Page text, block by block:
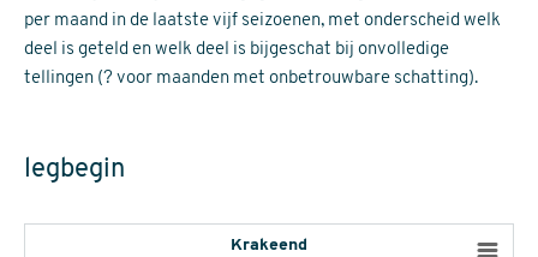
per maand in de laatste vijf seizoenen, met onderscheid welk
deel is geteld en welk deel is bijgeschat bij onvolledige
tellingen (? voor maanden met onbetrouwbare schatting).
legbegin
Krakeend